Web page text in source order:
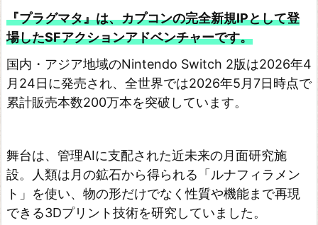
e
i
m
a
g
n
ゼ
『プラグマタ』は、カプコンの完全新規IPとして登
場したSFアクションアドベンチャーです。
国内・アジア地域のNintendo Switch 2版は2026年4
月24日に発売され、全世界では2026年5月7日時点で
累計販売本数200万本を突破しています。
舞台は、管理AIに支配された近未来の月面研究施
設。人類は月の鉱石から得られる「ルナフィラメン
ト」を使い、物の形だけでなく性質や機能まで再現
できる3Dプリント技術を研究していました。